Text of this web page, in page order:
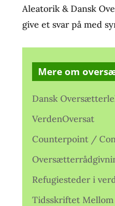
Aleatorik & Dansk
give et svar på med
Mere om
Dansk
VerdenOversat
Counterpoint /
Refugiesteder i
Tidsskriftet Mellom